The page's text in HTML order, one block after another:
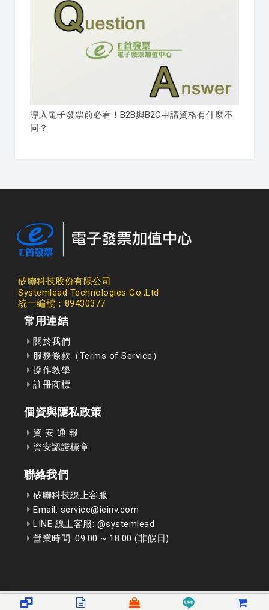
導入電子發票前必看！B2B與B2C申請資格有什麼不
同？
矽聯科技股份有限公司
Systemlead Technologies Co.,Ltd
統一編號：89430377
常用連結
關於我們
服務條款（Terms of Service）
操作教學
註冊商標
個資與隱私政策
資 安 通 報
資安認證標章
聯絡我們
矽聯科技線上客服
Email: service@ieinv.com
LINE 線上客服: @systemlead
營業時間: 09:00 ~ 18:00 (非假日)